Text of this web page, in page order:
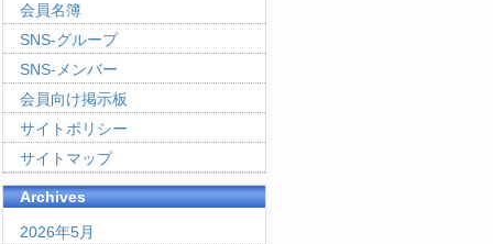
会員名簿
SNS-グループ
SNS-メンバー
会員向け掲示板
サイトポリシー
サイトマップ
Archives
2026年5月